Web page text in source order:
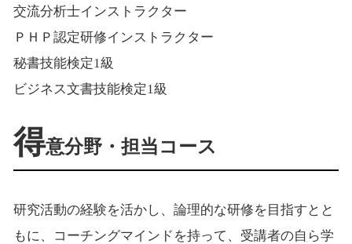
交流分析士インストラクター
ＰＨＰ認定研修インストラクター
秘書技能検定1級
ビジネス文書技能検定1級
得意分野・担当コース
研究活動の経験を活かし、論理的な研修を目指すとと
もに、コーチングマインドを持って、受講者の自ら学